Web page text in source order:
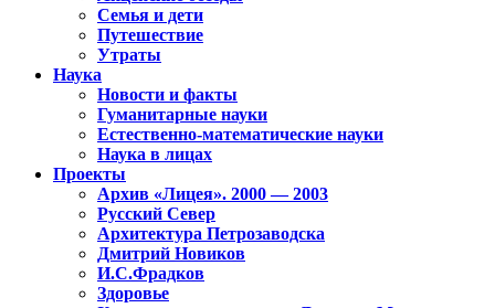
Семья и дети
Путешествие
Утраты
Наука
Новости и факты
Гуманитарные науки
Естественно-математические науки
Наука в лицах
Проекты
Архив «Лицея». 2000 — 2003
Русский Север
Архитектура Петрозаводска
Дмитрий Новиков
И.С.Фрадков
Здоровье